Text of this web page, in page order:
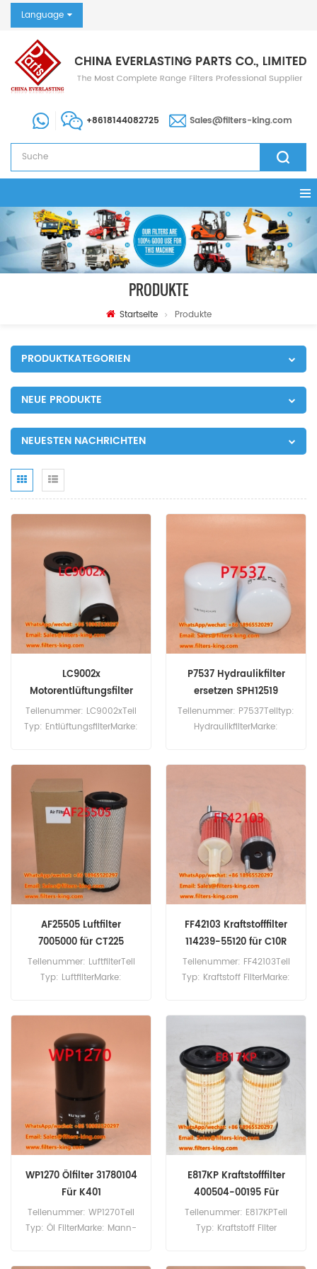
Language
+8618144082725 Sales@filters-king.com
PRODUKTE
Startseite Produkte
PRODUKTKATEGORIEN
NEUE PRODUKTE
NEUESTEN NACHRICHTEN
LC9002x
Motorentlüftungsfilter
230610004
Teilenummer: LC9002xTeil
Typ: EntlüftungsfilterMarke:
P7537 Hydraulikfilter
ersetzen SPH12519
Teilenummer: P7537Teiltyp:
HydraulikfilterMarke:
AF25505 Luftfilter
7005000 für CT225
Teilenummer: LuftfilterTeil
Typ: LuftfilterMarke:
Querverweis 7005000.
Verwendung für Bobcat
331D 331E 334 334D 335 337
341 430ZHS 5600 653 751
974 975 B300 BCA24 CT122
CT225.
FF42103 Kraftstofffilter
114239-55120 für C10R
Teilenummer: FF42103Teil
Typ: Kraftstoff FilterMarke:
114239-55120, Verwendung
für Yanmar B05R C08
C10.80 C10R C10R-1 C6R
C8R L100A6 L100N5 L100N6.
WP1270 Ölfilter 31780104
Für K401
Teilenummer: WP1270Teil
Typ: Öl FilterMarke: Mann-
E817KP Kraftstofffilter
400504-00195 Für
DL200-5
Teilenummer: E817KPTeil
Typ: Kraftstoff Filter